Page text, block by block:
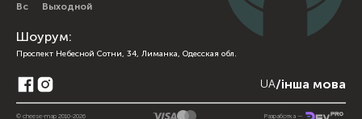
Вс Выходной
Шоурум:
Проспект Небесной Сотни, 34, Лиманка, Одесская обл.
UA/інша мова
© cheese-map 2010-2026 Разработка —